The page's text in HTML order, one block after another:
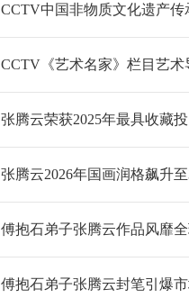
CCTV中国非物质文化遗产
CCTV《艺术名家》栏目艺
张腾云荣获2025年最具收藏
张腾云2026年国画润格飙升
傅抱石弟子张腾云作品风靡
傅抱石弟子张腾云封笔引爆